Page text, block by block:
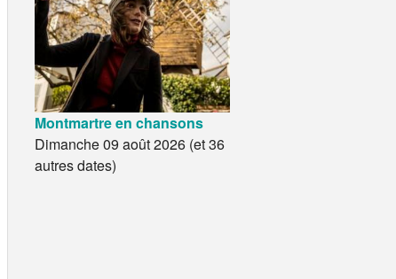
Montmartre en chansons
Dimanche 09 août 2026 (et 36
autres dates)